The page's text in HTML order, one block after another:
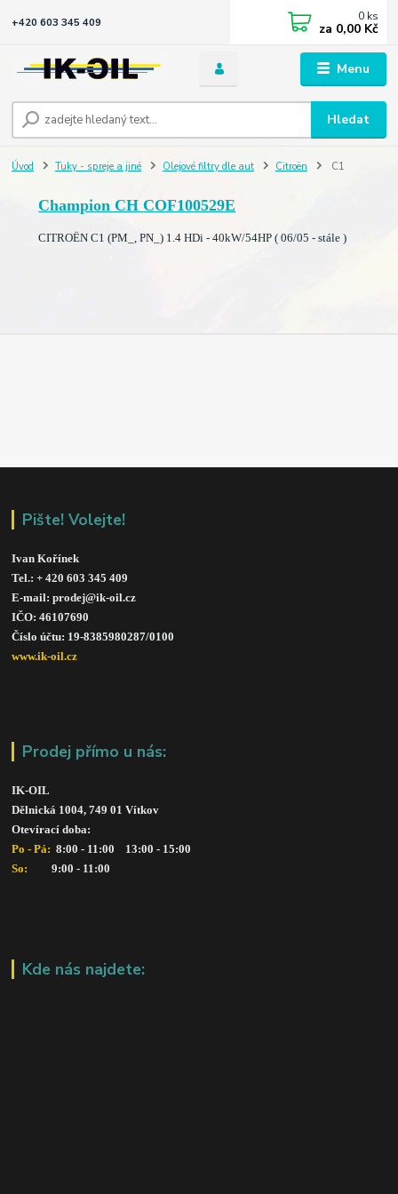
Menu
Hledat
+420 603 345 409 0 ks
za 0,00 Kč
Úvod Tuky - spreje a jiné Olejové filtry dle aut Citroën C1
Champion CH COF100529E
CITROËN C1 (PM_, PN_) 1.4 HDi - 40kW/54HP ( 06/05 - stále )
Pište! Volejte!
Ivan Kořínek
Tel.: + 420 603 345 409
E-mail: prodej@ik-oil.cz
IČO: 46107690
Číslo účtu: 19-8385980287/0100
www.ik-oil.cz
Prodej přímo u nás:
IK-OIL
Dělnická 1004, 749 01 Vítkov
Otevírací doba:
Po - Pá: 8:00 - 11:00    13:00 - 15:00
So:
      9:00 - 11:00
Kde nás najdete: